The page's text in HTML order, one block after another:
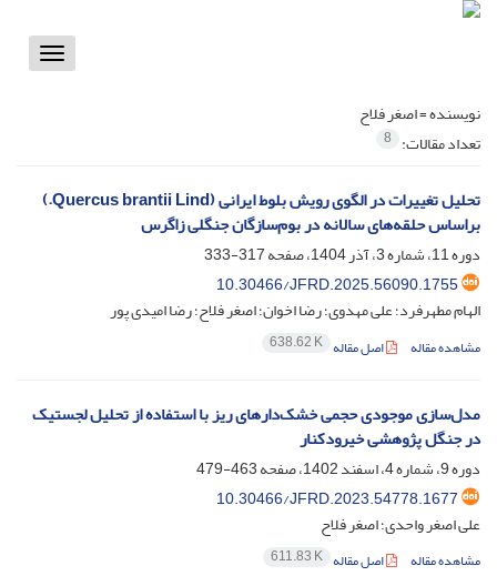
Toggle
نویسنده =اصغر فلاح
تعداد مقالات: 8
تحلیل تغییرات در الگوی رویش بلوط ایرانی (Quercus brantii Lind.)
براساس حلقه‌های سالانه در بوم‌سازگان جنگلی زاگرس
دوره 11، شماره 3، آذر 1404، صفحه
317-333
10.30466/JFRD.2025.56090.1755
الهام مطهرفرد؛ علی مهدوی؛ رضا اخوان؛ اصغر فلاح؛ رضا امیدی پور
مشاهده مقاله اصل مقاله 638.62 K
مدل‌سازی موجودی حجمی خشک‌دارهای ریز با استفاده از تحلیل لجستیک
در جنگل پژوهشی خیرودکنار
دوره 9، شماره 4، اسفند 1402، صفحه
463-479
10.30466/JFRD.2023.54778.1677
علی اصغر واحدی؛ اصغر فلاح
مشاهده مقاله اصل مقاله 611.83 K